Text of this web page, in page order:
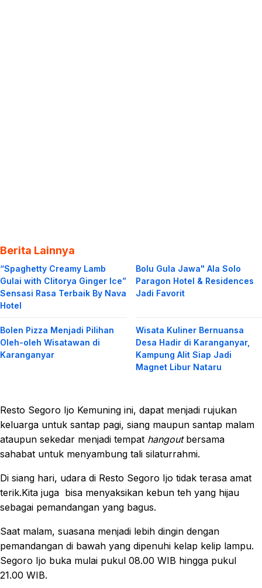
Berita Lainnya
“Spaghetty Creamy Lamb
Gulai with Clitorya Ginger Ice”
Sensasi Rasa Terbaik By Nava
Hotel
Bolu Gula Jawa" Ala Solo
Paragon Hotel & Residences
Jadi Favorit
Bolen Pizza Menjadi Pilihan
Oleh-oleh Wisatawan di
Karanganyar
Wisata Kuliner Bernuansa
Desa Hadir di Karanganyar,
Kampung Alit Siap Jadi
Magnet Libur Nataru
Resto Segoro Ijo Kemuning ini, dapat menjadi rujukan
keluarga untuk santap pagi, siang maupun santap malam
ataupun sekedar menjadi tempat hangoutbersama
sahabat untuk menyambung tali silaturrahmi.
Di siang hari, udara di Resto Segoro Ijo tidak terasa amat
terik.Kita juga bisa menyaksikan kebun teh yang hijau
sebagai pemandangan yang bagus.
Saat malam, suasana menjadi lebih dingin dengan
pemandangan di bawah yang dipenuhi kelap kelip lampu.
Segoro Ijo buka mulai pukul 08.00 WIB hingga pukul
21.00 WIB.